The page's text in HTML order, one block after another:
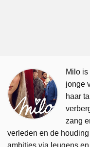
Milo
jonge
haar
zang
verleden en de
ambities via leugens